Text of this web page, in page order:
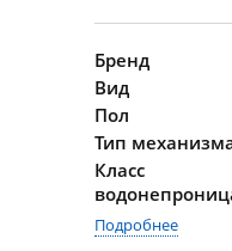
Бренд
Вид
Пол
Тип
Класс
Подробнее